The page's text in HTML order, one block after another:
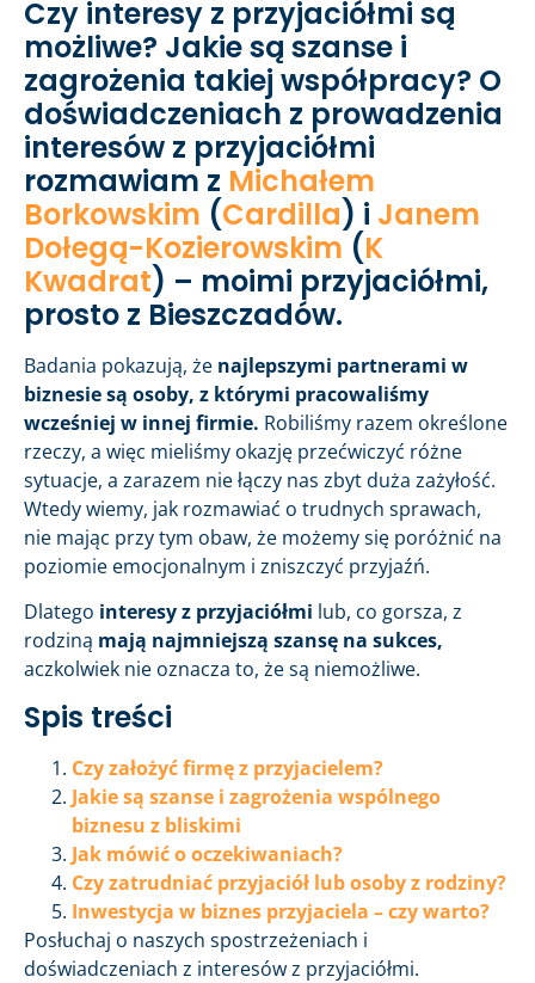
Czy interesy z przyjaciółmi są
możliwe? Jakie są szanse i
zagrożenia takiej współpracy? O
doświadczeniach z prowadzenia
interesów z przyjaciółmi
rozmawiam z Michałem
Borkowskim (Cardilla) i Janem
Dołegą-Kozierowskim (K
Kwadrat) – moimi przyjaciółmi,
prosto z Bieszczadów.
Badania pokazują, że najlepszymi partnerami w
biznesie są osoby, z którymi pracowaliśmy
wcześniej w innej firmie. Robiliśmy razem określone
rzeczy, a więc mieliśmy okazję przećwiczyć różne
sytuacje, a zarazem nie łączy nas zbyt duża zażyłość.
Wtedy wiemy, jak rozmawiać o trudnych sprawach,
nie mając przy tym obaw, że możemy się poróżnić na
poziomie emocjonalnym i zniszczyć przyjaźń.
Dlatego interesy z przyjaciółmi lub, co gorsza, z
rodziną mają najmniejszą szansę na sukces,
aczkolwiek nie oznacza to, że są niemożliwe.
Spis treści
Czy założyć firmę z przyjacielem?
Jakie są szanse i zagrożenia wspólnego
biznesu z bliskimi
Jak mówić o oczekiwaniach?
Czy zatrudniać przyjaciół lub osoby z rodziny?
Inwestycja w biznes przyjaciela – czy warto?
Posłuchaj o naszych spostrzeżeniach i
doświadczeniach z interesów z przyjaciółmi.